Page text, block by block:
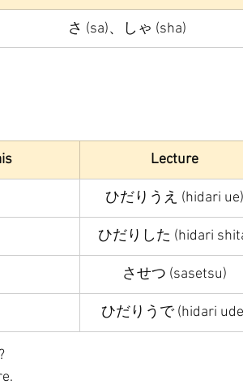
さ (sa)、しゃ (sha)
Lecture
ひだりうえ (hidari ue)
ひだりした (hidari
させつ (sasetsu)
ひだりうで (hidari